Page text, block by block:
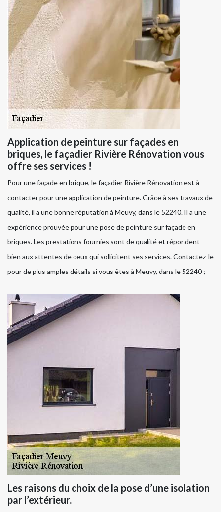
Application de peinture sur façades en
briques, le façadier Rivière Rénovation vous
offre ses services !
Pour une façade en brique, le façadier Rivière Rénovation est à
contacter pour une application de peinture. Grâce à ses travaux de
qualité, il a une bonne réputation à Meuvy, dans le 52240. Il a une
expérience prouvée pour une pose de peinture sur façade en
briques. Les prestations fournies sont de qualité et répondent
bien aux attentes de ceux qui sollicitent ses services. Contactez-le
pour de plus amples détails si vous êtes à Meuvy, dans le 52240 ;
Les raisons du choix de la pose d’une isolation
par l’extérieur.